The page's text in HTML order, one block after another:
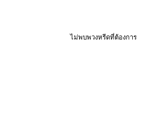
ไม่พบพวงหรีดที่ต้องการ